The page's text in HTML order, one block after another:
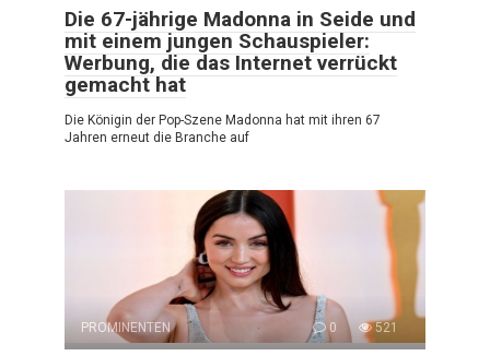
Die 67-jährige Madonna in Seide und
mit einem jungen Schauspieler:
Werbung, die das Internet verrückt
gemacht hat
Die Königin der Pop-Szene Madonna hat mit ihren 67
Jahren erneut die Branche auf
PROMINENTEN 0 521